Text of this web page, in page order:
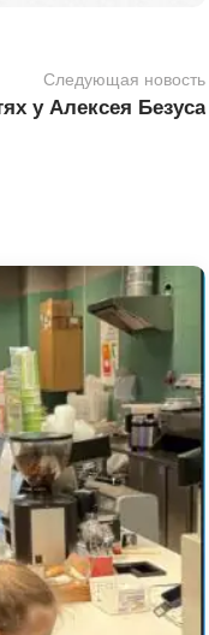
Следующая новость
у Алексея Безуса